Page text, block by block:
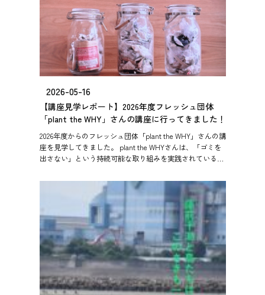
2026-05-16
【講座見学レポート】2026年度フレッシュ団体
「plant the WHY」さんの講座に行ってきました！
2026年度からのフレッシュ団体「plant the WHY」さんの講
座を見学してきました。 plant the WHYさんは、「ゴミを
出さない」という持続可能な取り組みを実践されている団